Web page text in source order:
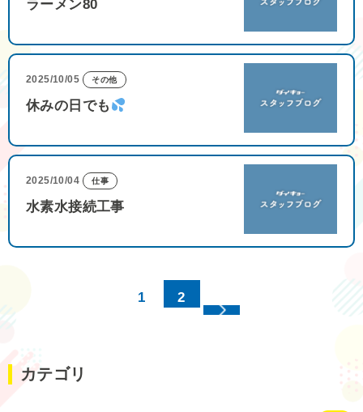
ラーメン80
2025/10/05 その他
休みの日でも
2025/10/04 仕事
水素水接続工事
1 2
カテゴリ